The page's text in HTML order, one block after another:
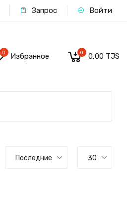
Запрос Войти
0 Избранное 0 0,00 TJS
Последние 30